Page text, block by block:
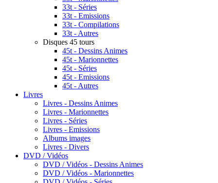
33t - Séries
33t - Emissions
33t - Compilations
33t - Autres
Disques 45 tours
45t - Dessins Animes
45t - Marionnettes
45t - Séries
45t - Emissions
45t - Autres
Livres
Livres - Dessins Animes
Livres - Marionnettes
Livres - Séries
Livres - Emissions
Albums images
Livres - Divers
DVD / Vidéos
DVD / Vidéos - Dessins Animes
DVD / Vidéos - Marionnettes